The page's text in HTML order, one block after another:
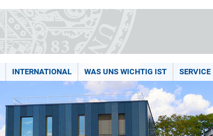
INTERNATIONAL WAS UNS WICHTIG IST SERVICE